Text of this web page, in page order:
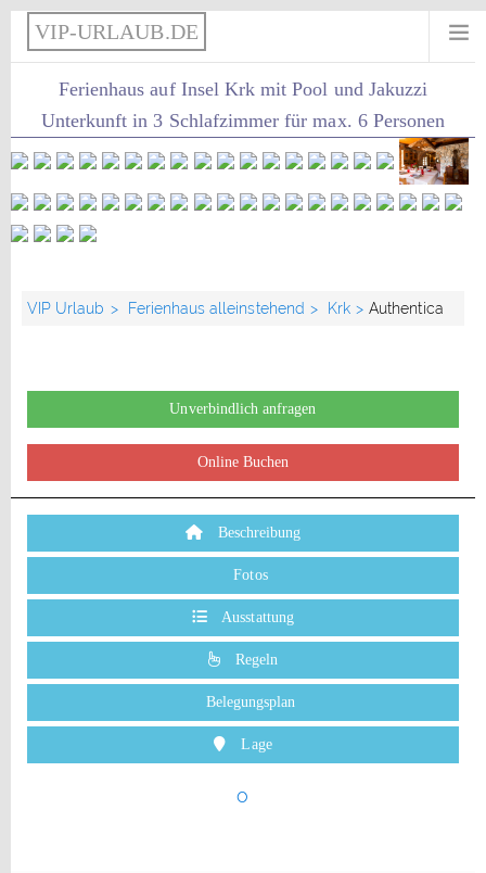
VIP-URLAUB.DE
Ferienhaus auf Insel Krk mit Pool und Jakuzzi
Unterkunft in 3 Schlafzimmer für max. 6 Personen
VIP Urlaub Ferienhaus alleinstehend Krk Authentica
Unverbindlich anfragen
Online Buchen
Beschreibung
Fotos
Ausstattung
Regeln
Belegungsplan
Lage
o